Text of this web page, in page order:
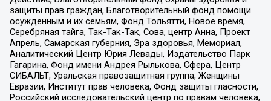
защиты прав граждан, Благотворительный фонд помощи
осужденным и их семьям, Фонд Тольятти, Новое время,
Серебряная тайга, Так-Так-Так, Сова, центр Анна, Проект
Апрель, Самарская губерния, Эра здоровья, Мемориал,
Аналитический Центр Юрия Левады, Издательство Парк
Гагарина, Фонд имени Андрея Рылькова, Сфера, Центр
СИБАЛЬТ, Уральская правозащитная группа, Женщины
Евразии, Институт прав человека, Фонд защиты гласности,
Российский исследовательский центр по правам человека,